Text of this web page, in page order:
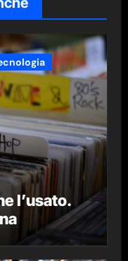
l’usato.